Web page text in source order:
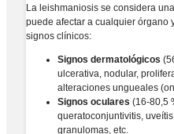
La leishmaniosis se considera
puede afectar a cualquier órgano
signos clínicos:
Signos dermatológicos
ulcerativa, nodular,
alteraciones ungueales
Signos oculares (16-80,5
queratoconjuntivitis,
granulomas, etc.